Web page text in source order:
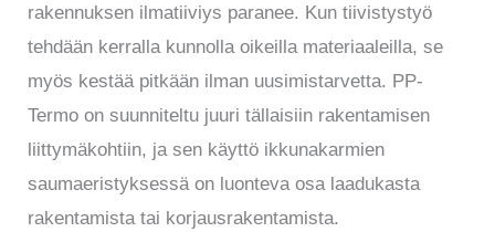
rakennuksen ilmatiiviys paranee. Kun tiivistystyö
tehdään kerralla kunnolla oikeilla materiaaleilla, se
myös kestää pitkään ilman uusimistarvetta. PP-
Termo on suunniteltu juuri tällaisiin rakentamisen
liittymäkohtiin, ja sen käyttö ikkunakarmien
saumaeristyksessä on luonteva osa laadukasta
rakentamista tai korjausrakentamista.